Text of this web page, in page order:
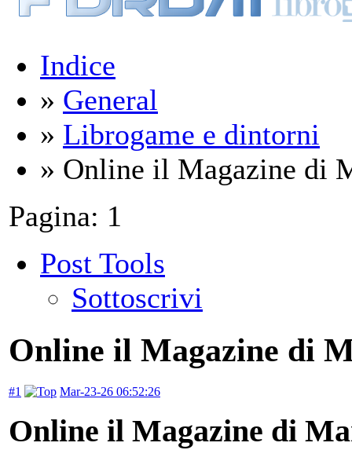
Indice
» General
» Librogame e dintorni
» Online il Magazine di
Pagina: 1
Post Tools
Sottoscrivi
Online il Magazine di
#1 Mar-23-26 06:52:26
Online il Magazine di